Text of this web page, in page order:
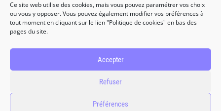
Ce site web utilise des cookies, mais vous pouvez paramétrer vos choix
ou vous y opposer. Vous pouvez également modifier vos préférences à
tout moment en cliquant sur le lien "Politique de cookies" en bas des
pages du site.
Accepter
Refuser
Préférences
Informations légales
Accès à vos données personnelles
Politique de cookies